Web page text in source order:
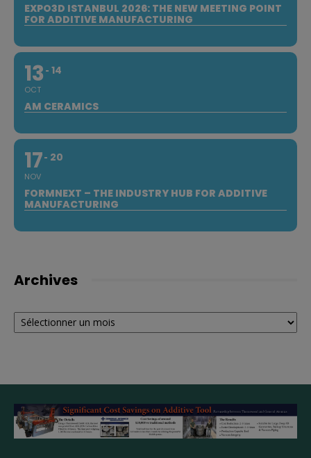
EXPO3D ISTANBUL 2026: THE NEW MEETING POINT
FOR ADDITIVE MANUFACTURING
13
OCT
14
AM CERAMICS
17
NOV
20
FORMNEXT – THE INDUSTRY HUB FOR ADDITIVE
MANUFACTURING
Archives
Archives